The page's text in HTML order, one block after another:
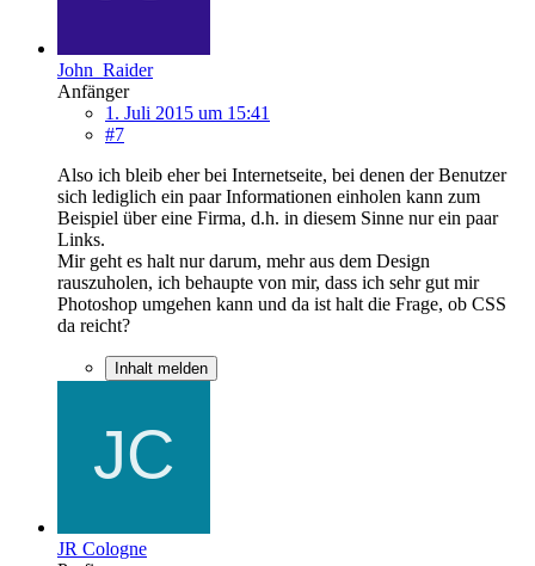
John_Raider
Anfänger
1. Juli 2015 um 15:41
#7
Also ich bleib eher bei Internetseite, bei denen der Benutzer
sich lediglich ein paar Informationen einholen kann zum
Beispiel über eine Firma, d.h. in diesem Sinne nur ein paar
Links.
Mir geht es halt nur darum, mehr aus dem Design
rauszuholen, ich behaupte von mir, dass ich sehr gut mir
Photoshop umgehen kann und da ist halt die Frage, ob CSS
da reicht?
Inhalt melden
JR Cologne